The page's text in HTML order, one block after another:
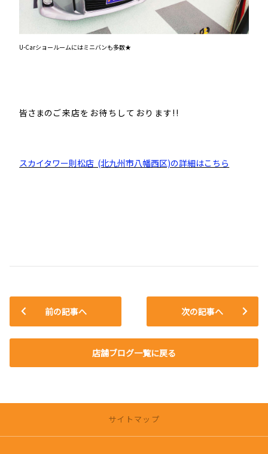
U-Carショールームにはミニバンも多数★
皆さまのご来店をお待ちしております!!
スカイタワー則松店 (北九州市八幡西区)の詳細はこちら
前の記事へ
店舗ブログ一覧に戻る
次の記事へ
サイトマップ